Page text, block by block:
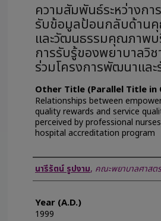
ความสัมพันธ์ระหว่างกา
รับข้อมูลป้อนกลับด้านคุ
และวัฒนธรรมคุณภาพ
การรับรู้ของพยาบาลวิ
ร่วมโครงการพัฒนาแล
Other Title (Parallel Title in
Relationships between
quality rewards and service
perceived by professional
hospital accreditation program
Author
นารีรัตน์ รูปงาม, คณะพยาบาลศาสตร์
Year (A.D.)
1999